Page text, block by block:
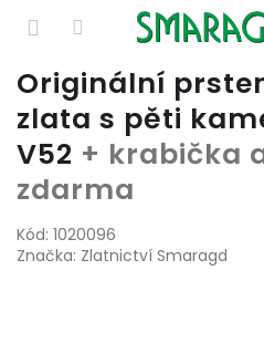
Přejít
obsah
Originální
zlata s pěti
V52 + krabička
zdarma
Kód: 1020096
Značka: Zlatnictví Smaragd